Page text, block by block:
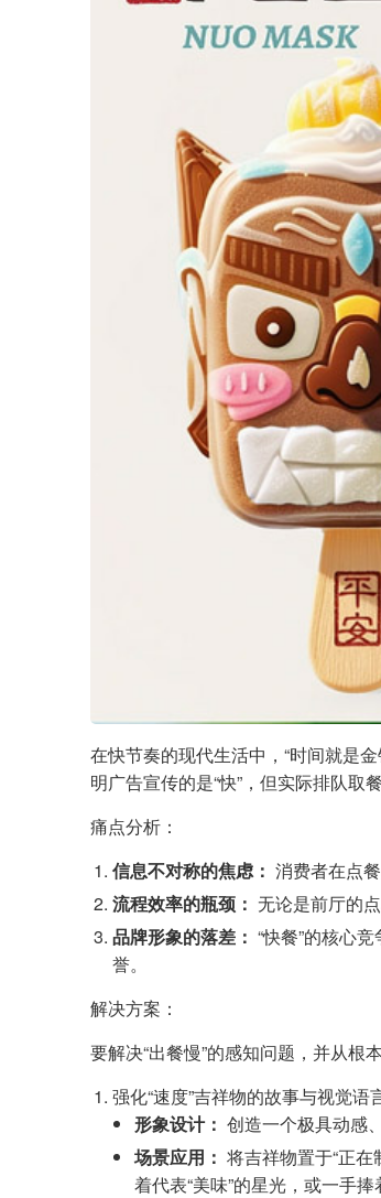
在快节奏的现代生活中，“时间就是
明广告宣传的是“快”，但实际排队取
痛点分析：
信息不对称的焦虑： 消费者在点
流程效率的瓶颈： 无论是前厅的
品牌形象的落差： “快餐”的核心
誉。
解决方案：
要解决“出餐慢”的感知问题，并从根
强化“速度”吉祥物的故事与视觉语
形象设计： 创造一个极具动感
场景应用： 将吉祥物置于“正在
着代表“美味”的星光，或一手捧